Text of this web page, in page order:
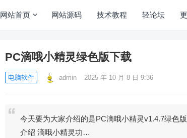
网站首页 网站源码 技术教程 轻论坛
PC滴哦小精灵绿色版下载
电脑软件 admin 2025 年 10 月 8 日 9:36
今天要为大家介绍的是PC滴哦小精灵v1.4.7绿色
介绍 滴哦小精灵功…